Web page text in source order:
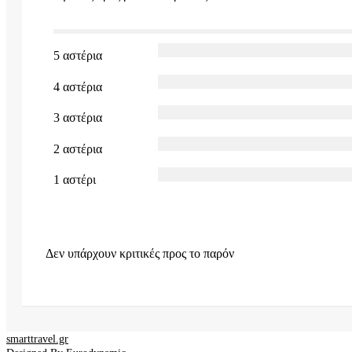
5 αστέρια
4 αστέρια
3 αστέρια
2 αστέρια
1 αστέρι
Δεν υπάρχουν κριτικές προς το παρόν
smarttravel.gr